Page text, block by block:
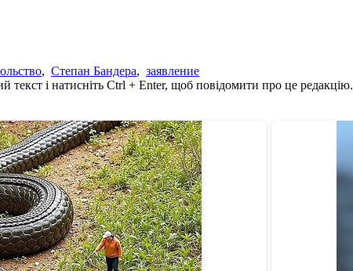
, Степан Бандера, заявление
текст і натисніть Ctrl + Enter, щоб повідомити про це редакцію.